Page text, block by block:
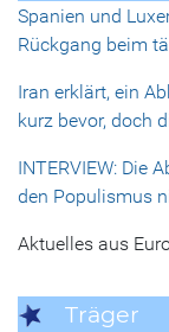
Spanien und
Rückgang beim
Iran erklärt, ein
kurz bevor, doch
INTERVIEW: Die
den Populismus
Aktuelles aus
Träger